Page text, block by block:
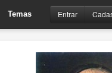
Temas Entrar